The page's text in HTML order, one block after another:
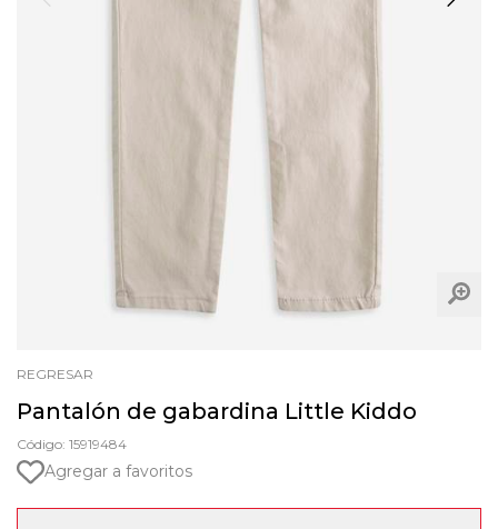
REGRESAR
Pantalón de gabardina Little Kiddo
Código: 15919484
Agregar a favoritos